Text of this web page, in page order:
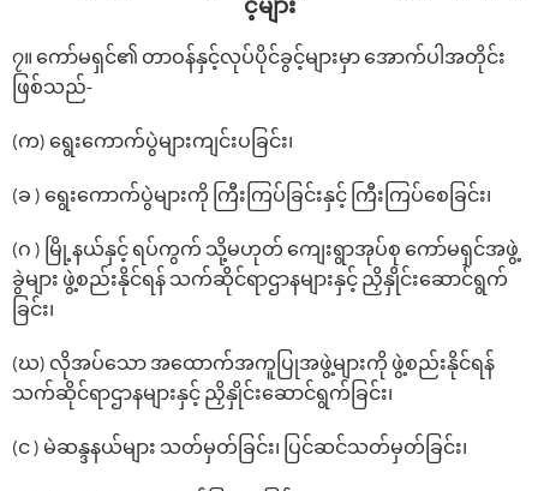
င့်များ
၇။ ‌ကော်မရှင်၏ တာဝန်နှင့်လုပ်ပိုင်ခွင့်များမှာ ‌အောက်ပါအတိုင်း
ဖြစ်သည်-
(က) ‌ရွေး‌ကောက်ပွဲများကျင်းပခြင်း၊
(ခ ) ‌ရွေး‌ကောက်ပွဲများကို ကြီးကြပ်ခြင်းနှင့် ကြီးကြပ်‌စေခြင်း၊
(ဂ ) မြို့နယ်နှင့် ရပ်ကွက် သို့မဟုတ် ကျေးရွာအုပ်စု ကော်မရှင်အဖွဲ့
ခွဲများ ဖွဲ့စည်းနိုင်ရန် သက်ဆိုင်ရာဌာနများနှင့် ညှိနှိုင်း‌ဆောင်ရွက်
ခြင်း၊
(ဃ) လိုအပ်သော အထောက်အကူပြုအဖွဲ့များကို ဖွဲ့စည်းနိုင်ရန်
သက်ဆိုင်ရာဌာနများနှင့် ညှိနှိုင်း‌ဆောင်ရွက်ခြင်း၊
(င ) မဲဆန္ဒနယ်များ သတ်မှတ်ခြင်း၊ ပြင်ဆင်သတ်မှတ်ခြင်း၊